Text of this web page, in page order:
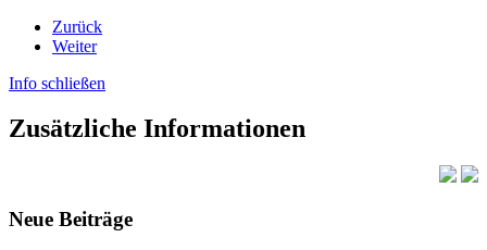
Zurück
Weiter
Info schließen
Zusätzliche Informationen
Neue Beiträge